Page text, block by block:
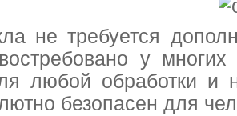
не требуется
у
любой обработки и
безопасен для